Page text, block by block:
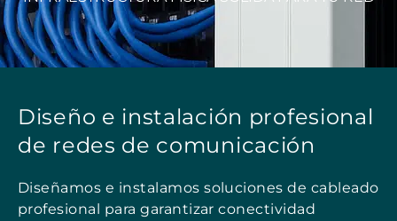
Diseño e instalación profesional
de redes de comunicación
Diseñamos e instalamos soluciones de cableado
profesional para garantizar conectividad